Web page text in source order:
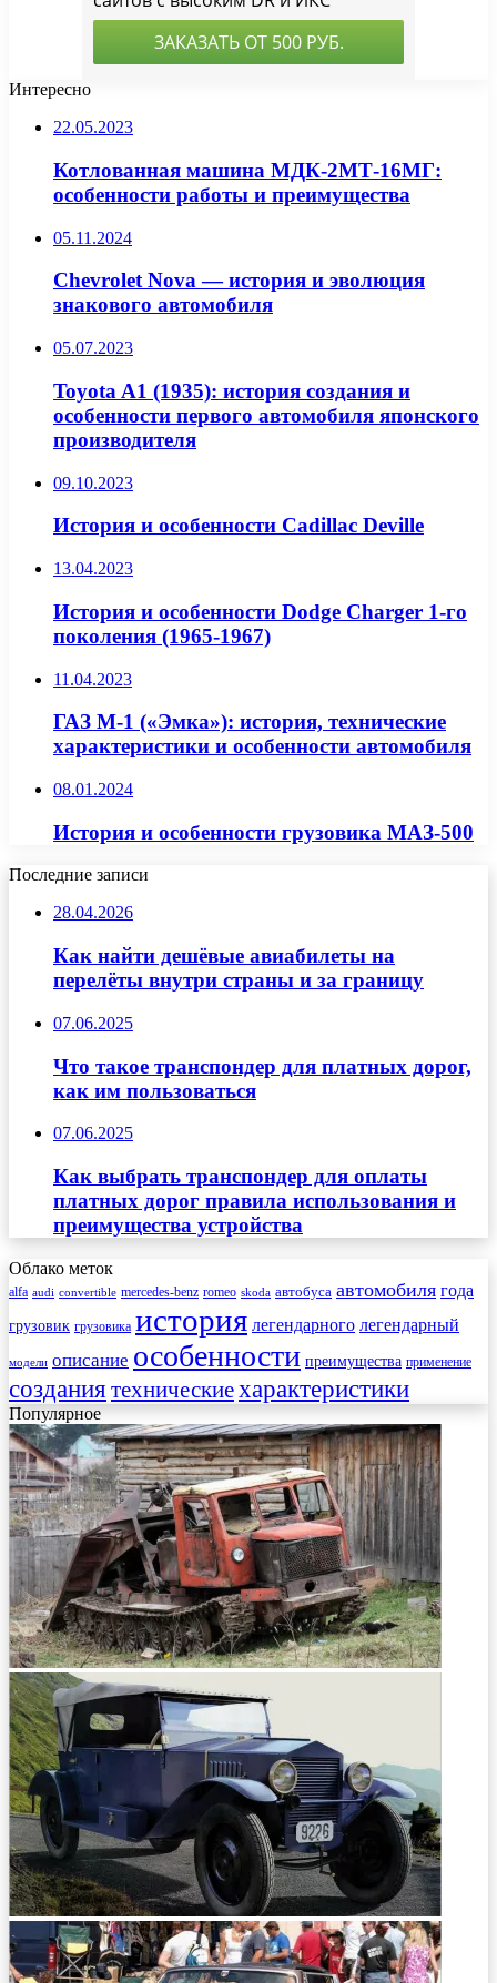
Интересно
22.05.2023
Котлованная машина МДК-2МТ-16МГ:
особенности работы и преимущества
05.11.2024
Chevrolet Nova — история и эволюция
знакового автомобиля
05.07.2023
Toyota A1 (1935): история создания и
особенности первого автомобиля японского
производителя
09.10.2023
История и особенности Cadillac Deville
13.04.2023
История и особенности Dodge Charger 1-го
поколения (1965-1967)
11.04.2023
ГАЗ М-1 («Эмка»): история, технические
характеристики и особенности автомобиля
08.01.2024
История и особенности грузовика МАЗ-500
Последние записи
28.04.2026
Как найти дешёвые авиабилеты на
перелёты внутри страны и за границу
07.06.2025
Что такое транспондер для платных дорог,
как им пользоваться
07.06.2025
Как выбрать транспондер для оплаты
платных дорог правила использования и
преимущества устройства
Облако меток
alfa audi convertible mercedes-benz romeo skoda автобуса автомобиля года
грузовик грузовика история легендарного легендарный
модели описание особенности преимущества применение
создания техническиехарактеристики
Популярное